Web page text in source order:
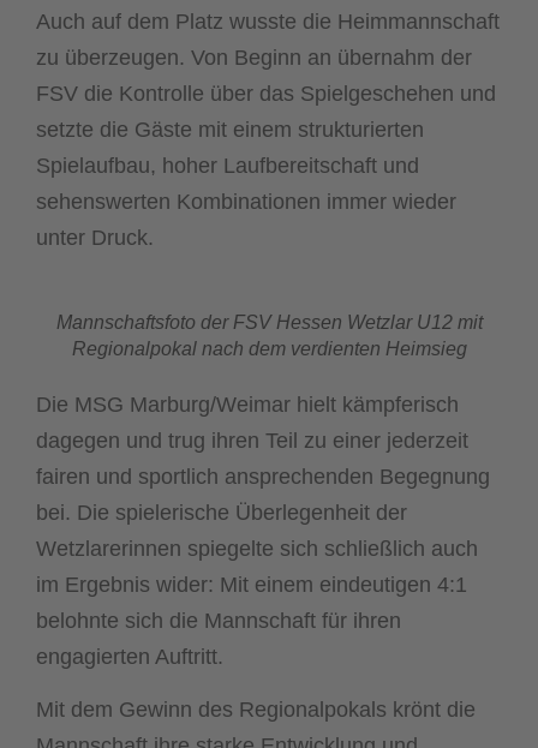
Auch auf dem Platz wusste die Heimmannschaft
zu überzeugen. Von Beginn an übernahm der
FSV die Kontrolle über das Spielgeschehen und
setzte die Gäste mit einem strukturierten
Spielaufbau, hoher Laufbereitschaft und
sehenswerten Kombinationen immer wieder
unter Druck.
Mannschaftsfoto der FSV Hessen Wetzlar U12 mit
Regionalpokal nach dem verdienten Heimsieg
Die MSG Marburg/Weimar hielt kämpferisch
dagegen und trug ihren Teil zu einer jederzeit
fairen und sportlich ansprechenden Begegnung
bei. Die spielerische Überlegenheit der
Wetzlarerinnen spiegelte sich schließlich auch
im Ergebnis wider: Mit einem eindeutigen 4:1
belohnte sich die Mannschaft für ihren
engagierten Auftritt.
Mit dem Gewinn des Regionalpokals krönt die